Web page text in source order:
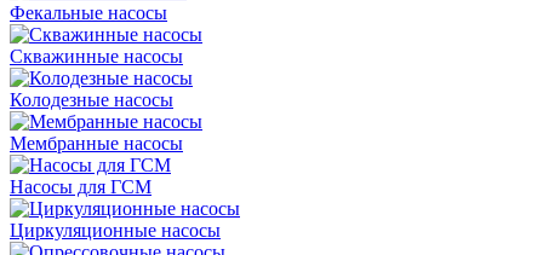
Фекальные насосы
Скважинные насосы
Колодезные насосы
Мембранные насосы
Насосы для ГСМ
Циркуляционные насосы